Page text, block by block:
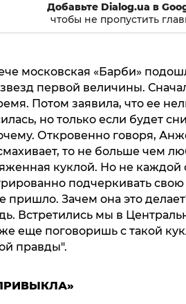
Добавьте Dialog.ua в
чтобы не пропустить
московская «Барби»
первой величины.
Потом заявила, что ее
но только если будет
Откровенно говоря,
то не больше чем
куклой. Но не
подчеркивать
пришло. Зачем она это
Встретились мы в
еще поговоришь с такой
правды".